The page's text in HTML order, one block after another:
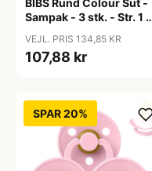
BIBS Rund Colour Sut -
Sampak - 3 stk. - Str. 1 -
VEJL. PRIS 134,85 KR
107,88 kr
SPAR 20%